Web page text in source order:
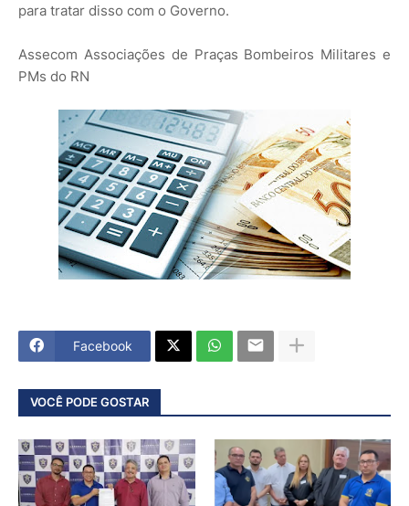
para tratar disso com o Governo.
Assecom Associações de Praças Bombeiros Militares e
PMs do RN
Facebook
VOCÊ PODE GOSTAR